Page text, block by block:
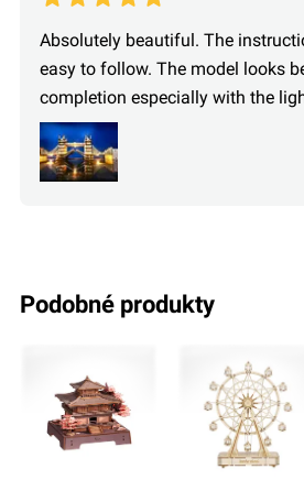
Absolutely beautiful. The
easy to follow. The model looks
completion especially with the
podobné produkty